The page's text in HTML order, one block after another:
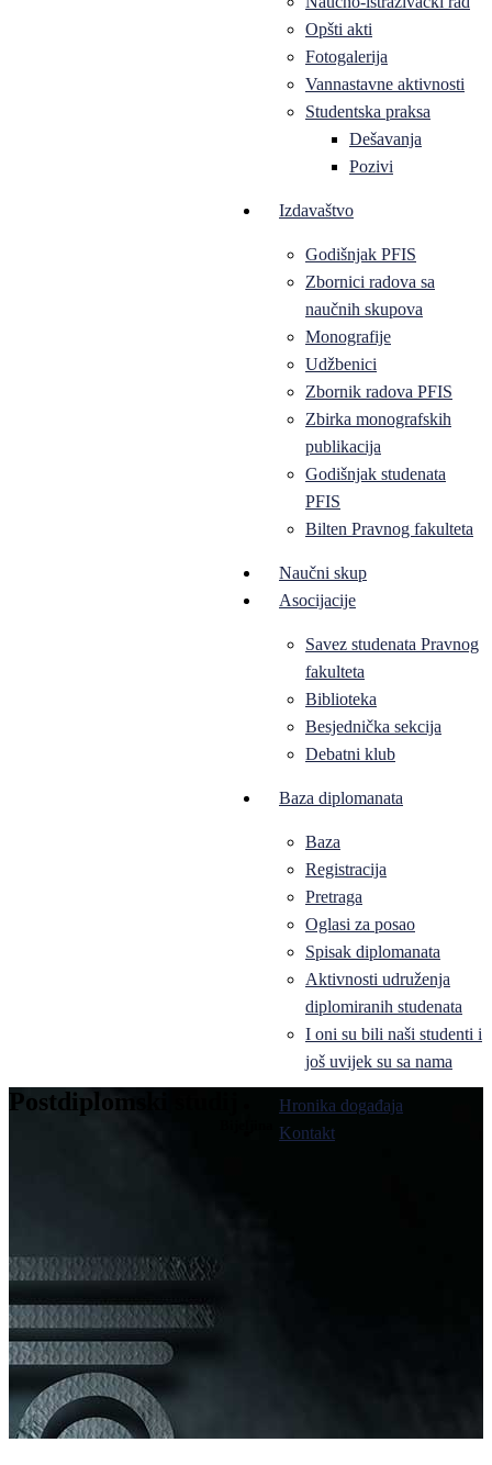
Opšti akti
Fotogalerija
Vannastavne aktivnosti
Studentska praksa
Dešavanja
Pozivi
Izdavaštvo
Godišnjak PFIS
Zbornici radova sa
naučnih skupova
Monografije
Udžbenici
Zbornik radova PFIS
Zbirka monografskih
publikacija
Godišnjak studenata
PFIS
Bilten Pravnog fakulteta
Naučni skup
Asocijacije
Savez studenata Pravnog
fakulteta
Biblioteka
Besjednička sekcija
Debatni klub
Baza diplomanata
Baza
Registracija
Pretraga
Oglasi za posao
Spisak diplomanata
Aktivnosti udruženja
diplomiranih studenata
I oni su bili naši studenti i
još uvijek su sa nama
Hronika događaja
Kontakt
Postdiplomski studij